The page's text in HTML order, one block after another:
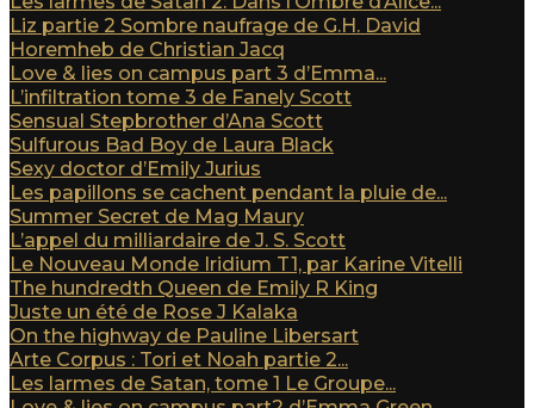
Liz partie 2 Sombre naufrage de G.H. David
Horemheb de Christian Jacq
Love & lies on campus part 3 d’Emma...
L’infiltration tome 3 de Fanely Scott
Sensual Stepbrother d’Ana Scott
Sulfurous Bad Boy de Laura Black
Sexy doctor d’Emily Jurius
Les papillons se cachent pendant la pluie de...
Summer Secret de Mag Maury
L’appel du milliardaire de J. S. Scott
Le Nouveau Monde Iridium T1, par Karine Vitelli
The hundredth Queen de Emily R King
Juste un été de Rose J Kalaka
On the highway de Pauline Libersart
Arte Corpus : Tori et Noah partie 2...
Les larmes de Satan, tome 1 Le Groupe...